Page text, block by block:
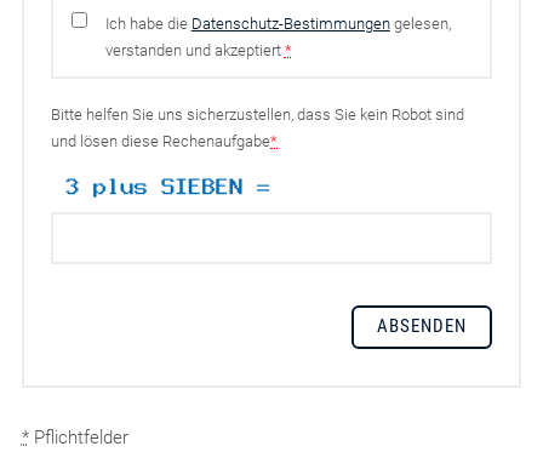
Ich habe die Datenschutz-Bestimmungengelesen,
verstanden und akzeptiert *
Bitte helfen Sie uns sicherzustellen, dass Sie kein Robot sind
und lösen diese Rechenaufgabe*
*Pflichtfelder